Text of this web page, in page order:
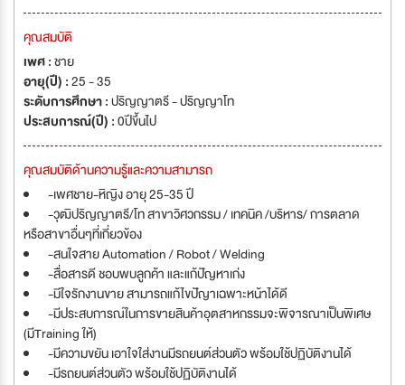
คุณสมบัติ
เพศ :ชาย
อายุ(ปี) :25 - 35
ระดับการศึกษา :ปริญญาตรี - ปริญญาโท
ประสบการณ์(ปี) :0ปีขึ้นไป
คุณสมบัติด้านความรู้และความสามารถ
-เพศชาย-หิญิง อายุ 25-35 ปี
-วุฒิปริญญาตรี/โท สาขาวิศวกรรม / เทคนิค /บริหาร/ การตลาด
หรือสาขาอื่นๆที่เกี่ยวข้อง
-สนใจสาย Automation / Robot / Welding
-สื่อสารดี ชอบพบลูกค้า และแก้ปัญหาเก่ง
-มีใจรักงานขาย สามารถแก้ไขปัญาเฉพาะหน้าได้ดี
-มีประสบการณ์ในการขายสินค้าอุตสาหกรรมจะพิจารณาเป็นพิเศษ
(มีTraining ให้)
-มีความขยัน เอาใจใส่งานมีรถยนต์ส่วนตัว พร้อมใช้ปฏิบัติงานได้
-มีรถยนต์ส่วนตัว พร้อมใช้ปฏิบัติงานได้